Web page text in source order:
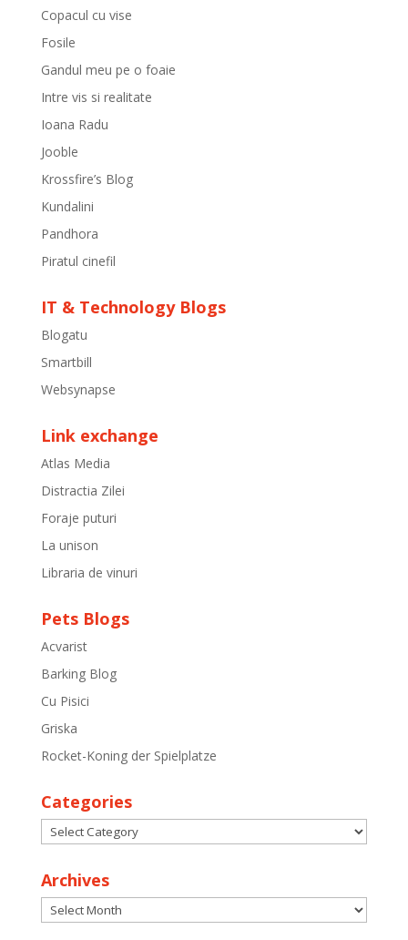
Copacul cu vise
Fosile
Gandul meu pe o foaie
Intre vis si realitate
Ioana Radu
Jooble
Krossfire’s Blog
Kundalini
Pandhora
Piratul cinefil
IT & Technology Blogs
Blogatu
Smartbill
Websynapse
Link exchange
Atlas Media
Distractia Zilei
Foraje puturi
La unison
Libraria de vinuri
Pets Blogs
Acvarist
Barking Blog
Cu Pisici
Griska
Rocket-Koning der Spielplatze
Categories
Categories
Archives
Archives